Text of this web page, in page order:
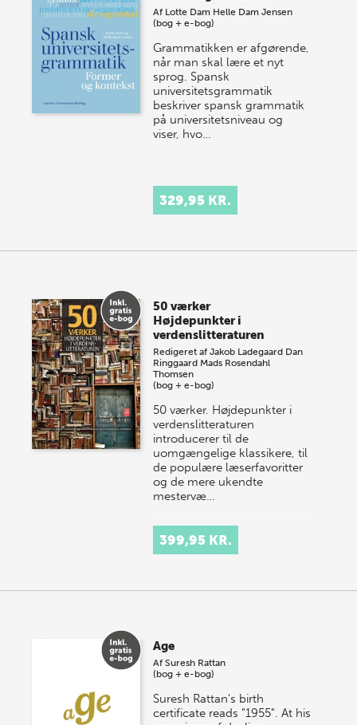
Af Lotte Dam Helle Dam Jensen
(bog + e-bog)
Grammatikken er afgørende,
når man skal lære et nyt
sprog. Spansk
universitetsgrammatik
beskriver spansk grammatik
på universitetsniveau og
viser, hvo…
329,95 KR.
50 værker
Højdepunkter i
verdenslitteraturen
Redigeret afJakob Ladegaard Dan
Ringgaard Mads Rosendahl
Thomsen
(bog + e-bog)
50 værker. Højdepunkter i
verdenslitteraturen
introducerer til de
uomgængelige klassikere, til
de populære læserfavoritter
og de mere ukendte
mestervæ…
399,95 KR.
Age
AfSuresh Rattan
(bog + e-bog)
Suresh Rattan's birth
certificate reads "1955". At his